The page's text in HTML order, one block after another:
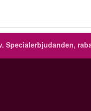
Specialerbjudanden,